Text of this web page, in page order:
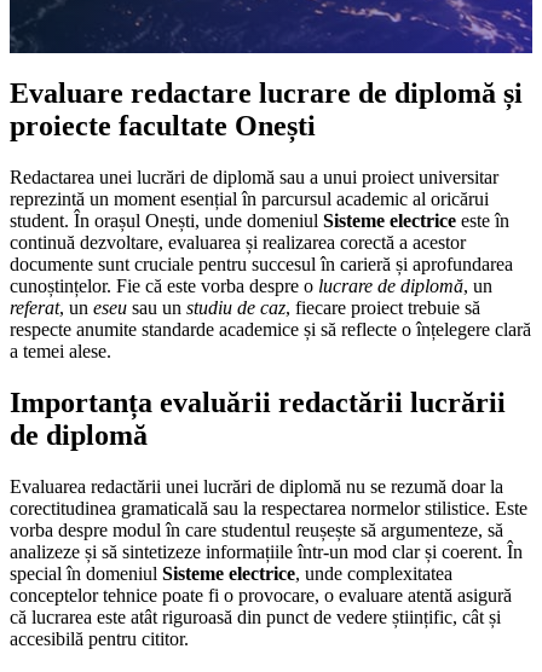
Evaluare redactare lucrare de diplomă și
proiecte facultate Onești
Redactarea unei lucrări de diplomă sau a unui proiect universitar
reprezintă un moment esențial în parcursul academic al oricărui
student. În orașul Onești, unde domeniul Sisteme electrice este în
continuă dezvoltare, evaluarea și realizarea corectă a acestor
documente sunt cruciale pentru succesul în carieră și aprofundarea
cunoștințelor. Fie că este vorba despre o lucrare de diplomă, un
referat, un eseu sau un studiu de caz, fiecare proiect trebuie să
respecte anumite standarde academice și să reflecte o înțelegere clară
a temei alese.
Importanța evaluării redactării lucrării
de diplomă
Evaluarea redactării unei lucrări de diplomă nu se rezumă doar la
corectitudinea gramaticală sau la respectarea normelor stilistice. Este
vorba despre modul în care studentul reușește să argumenteze, să
analizeze și să sintetizeze informațiile într-un mod clar și coerent. În
special în domeniul Sisteme electrice, unde complexitatea
conceptelor tehnice poate fi o provocare, o evaluare atentă asigură
că lucrarea este atât riguroasă din punct de vedere științific, cât și
accesibilă pentru cititor.